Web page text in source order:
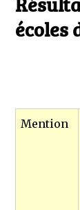
écoles
Mention